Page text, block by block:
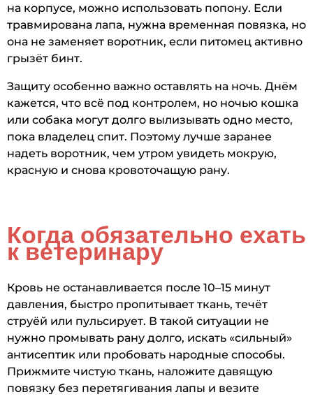
на корпусе, можно использовать попону. Если
травмирована лапа, нужна временная повязка, но
она не заменяет воротник, если питомец активно
грызёт бинт.
Защиту особенно важно оставлять на ночь. Днём
кажется, что всё под контролем, но ночью кошка
или собака могут долго вылизывать одно место,
пока владелец спит. Поэтому лучше заранее
надеть воротник, чем утром увидеть мокрую,
красную и снова кровоточащую рану.
Когда обязательно ехать
к ветеринару
Кровь не останавливается после 10–15 минут
давления, быстро пропитывает ткань, течёт
струёй или пульсирует. В такой ситуации не
нужно промывать рану долго, искать «сильный»
антисептик или пробовать народные способы.
Прижмите чистую ткань, наложите давящую
повязку без перетягивания лапы и везите